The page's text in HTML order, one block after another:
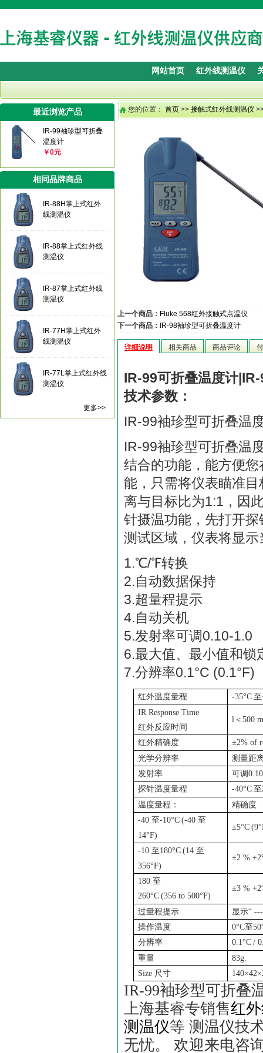
网站首页 红外线测温仪
最近浏览产品
IR-99袖珍型可折叠
温度计
￥0元
相同品牌商品
IR-88H掌上式红外
线测温仪
IR-88掌上式红外线
测温仪
IR-87掌上式红外线
测温仪
IR-77H掌上式红外
线测温仪
IR-77L掌上式红外线
测温仪
更多>>
您的位置： 首页 >> 接触式红外线测温仪
上一个商品： Fluke 568红外接触式点温仪
下一个商品：
IR-98袖珍型可折叠温度计
详细说明 相关商品 商品评论
IR-99可折叠温度计
技术参数：
IR-99袖珍型可折叠温
IR-99袖珍型可折叠温
结合的功能，能方便
能，只需将仪表瞄准目
离与目标比为1:1，因
针摄温功能，先打开探
测试区域，仪表将显示
1.℃/℉转
2.自动数
3.超
4.自动关机
5.发射率可调0.10-1.0
6.最大值、最小值和锁
7.分辨率0.1°C (0.1°F)
红外温度量程 -35°C 至
IR Response Time
红外反应时间
l ＜500
红外精确度
±2% of
光学分辨率
测量距
发射率
可调0.10
探针温度量程
-40°C 至
温度量程：
精确度
-40 至-10°C (-40 至
14°F)
±5°C
-10 至 180°C (14 至
356°F)
±2 %
180 至
260°C (356 to 500°F)
±3 %
过量程提示 显示“
操作温度
0°C至
分辨率
0.1°C /
重量
83g.
Size 尺寸
IR-99袖珍型可折叠
上海基睿专销售红
测温仪等 测温仪技
无忧。 欢迎来电咨